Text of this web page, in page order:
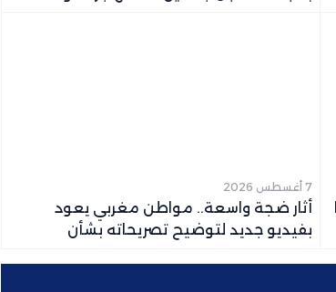
7 أغسطس 2026
أثار ضجة واسعة.. مواطن مغربي يعود
بفيديو جديد لتوضيح تصريحاته بشأن